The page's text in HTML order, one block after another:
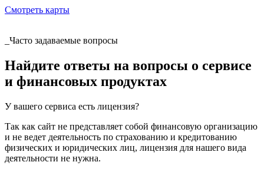
Смотреть карты
_Часто задаваемые вопросы
Найдите ответы на вопросы о сервисе
и финансовых продуктах
У вашего сервиса есть лицензия?
Так как сайт не представляет собой финансовую организацию
и не ведет деятельность по страхованию и кредитованию
физических и юридических лиц, лицензия для нашего вида
деятельности не нужна.